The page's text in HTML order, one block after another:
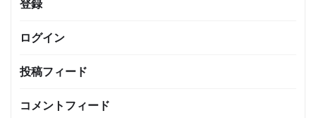
登録
ログイン
投稿フィード
コメントフィード